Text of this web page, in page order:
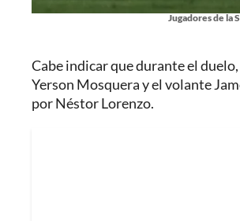
Jugadores de la
Cabe indicar que durante el
Yerson Mosquera y el volante
por Néstor Lorenzo.